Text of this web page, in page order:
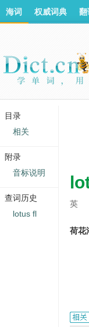
英
荷花
海词 权威词典 翻
目录
相关
附录
音标说明
查词历史
lotus fl